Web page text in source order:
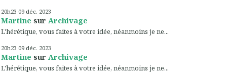
20h23 09 déc. 2023
Martine sur Archivage
L'hérétique, vous faites à votre idée, néanmoins je ne...
20h23 09 déc. 2023
Martine sur Archivage
L'hérétique, vous faites à votre idée, néanmoins je ne...